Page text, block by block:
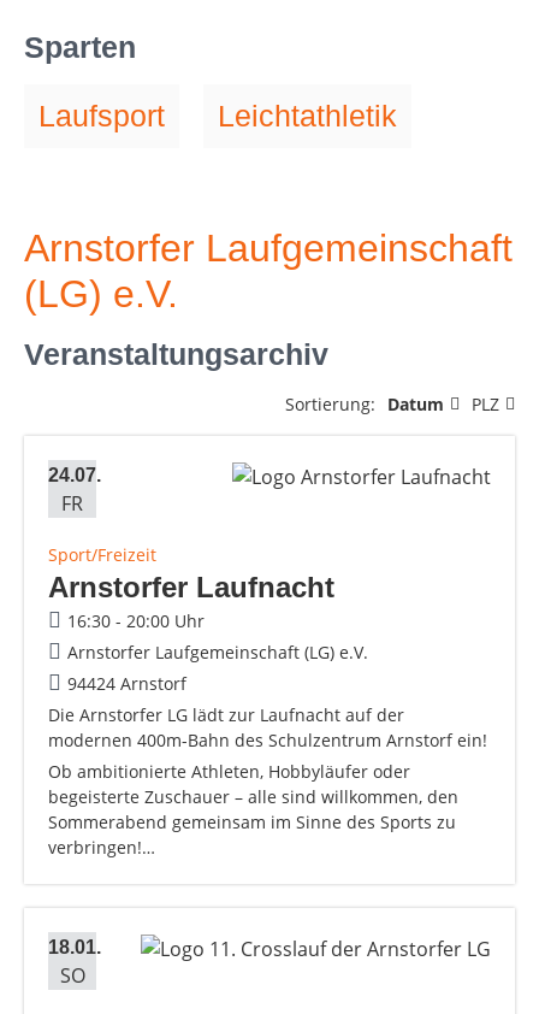
Sparten
Laufsport Leichtathletik
Arnstorfer Laufgemeinschaft
(LG) e.V.
Veranstaltungsarchiv
Sortierung: Datum PLZ
24.07.
FR
Sport/Freizeit
Arnstorfer Laufnacht
16:30 - 20:00 Uhr
Arnstorfer Laufgemeinschaft (LG) e.V.
94424 Arnstorf
Die Arnstorfer LG lädt zur Laufnacht auf der
modernen 400m-Bahn des Schulzentrum Arnstorf ein!
Ob ambitionierte Athleten, Hobbyläufer oder
begeisterte Zuschauer – alle sind willkommen, den
Sommerabend gemeinsam im Sinne des Sports zu
verbringen!…
18.01.
SO